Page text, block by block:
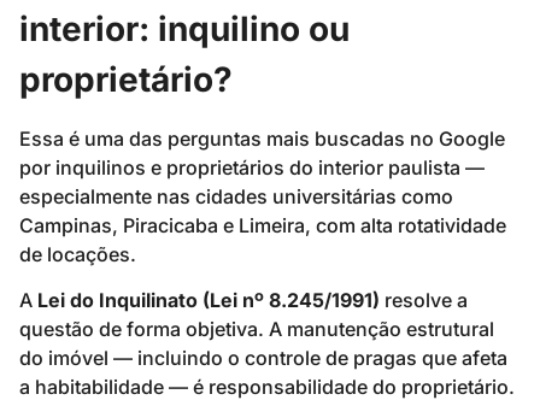
interior: inquilino ou
proprietário?
Essa é uma das perguntas mais buscadas no Google
por inquilinos e proprietários do interior paulista —
especialmente nas cidades universitárias como
Campinas, Piracicaba e Limeira, com alta rotatividade
de locações.
A Lei do Inquilinato (Lei nº 8.245/1991) resolve a
questão de forma objetiva. A manutenção estrutural
do imóvel — incluindo o controle de pragas que afeta
a habitabilidade — é responsabilidade do proprietário.